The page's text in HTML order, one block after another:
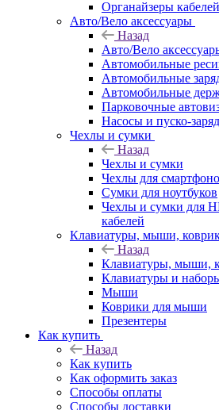
Органайзеры кабелей
Авто/Вело аксессуары
Назад
Авто/Вело
Автомобильные
Автомобильные
Автомобильные
Парковочные
Насосы и пуско-
Чехлы и сумки
Назад
Чехлы и сумки
Чехлы для
Сумки для ноутбуков
Чехлы и сумки для
кабелей
Клавиатуры, мыши,
Назад
Клавиатуры, мыши,
Клавиатуры и
Мыши
Коврики для мыши
Презентеры
Как купить
Назад
Как купить
Как оформить заказ
Способы оплаты
Способы доставки